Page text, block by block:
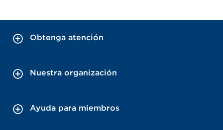
Obtenga atención
Nuestra organización
Ayuda para miembros